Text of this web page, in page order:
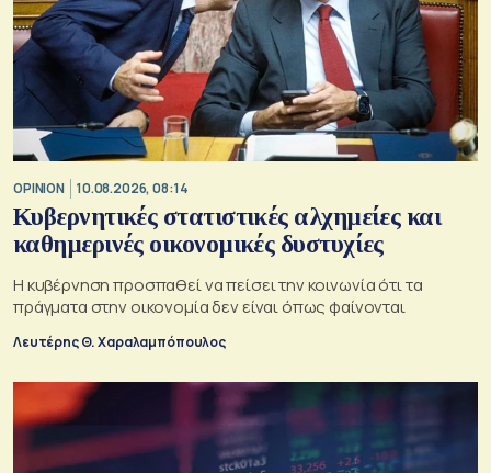
OPINION 10.08.2026, 08:14
Κυβερνητικές στατιστικές αλχημείες και
καθημερινές οικονομικές δυστυχίες
Η κυβέρνηση προσπαθεί να πείσει την κοινωνία ότι τα
πράγματα στην οικονομία δεν είναι όπως φαίνονται
Λευτέρης Θ. Χαραλαμπόπουλος